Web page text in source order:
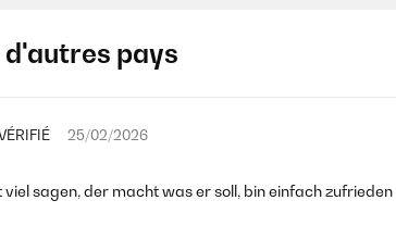
07/05/2021
pays
25/02/2026
viel sagen, der macht was er soll, bin einfach zufrieden